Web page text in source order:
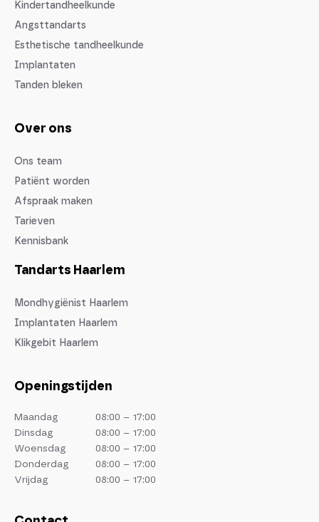
Kindertandheelkunde
Angsttandarts
Esthetische tandheelkunde
Implantaten
Tanden bleken
Over ons
Ons team
Patiënt worden
Afspraak maken
Tarieven
Kennisbank
Tandarts Haarlem
Mondhygiënist Haarlem
Implantaten Haarlem
Klikgebit Haarlem
Openingstijden
Maandag
08:00 – 17:00
Dinsdag
08:00 – 17:00
Woensdag
08:00 – 17:00
Donderdag
08:00 – 17:00
Vrijdag
08:00 – 17:00